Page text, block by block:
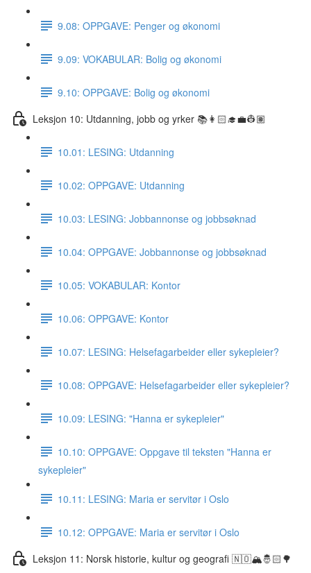
9.08: OPPGAVE: Penger og økonomi
9.09: VOKABULAR: Bolig og økonomi
9.10: OPPGAVE: Bolig og økonomi
Leksjon 10: Utdanning, jobb og yrker 📚👩🏻‍🎓💼👷🏽
10.01: LESING: Utdanning
10.02: OPPGAVE: Utdanning
10.03: LESING: Jobbannonse og jobbsøknad
10.04: OPPGAVE: Jobbannonse og jobbsøknad
10.05: VOKABULAR: Kontor
10.06: OPPGAVE: Kontor
10.07: LESING: Helsefagarbeider eller sykepleier?
10.08: OPPGAVE: Helsefagarbeider eller sykepleier?
10.09: LESING: "Hanna er sykepleier"
10.10: OPPGAVE: Oppgave til teksten "Hanna er
sykepleier"
10.11: LESING: Maria er servitør i Oslo
10.12: OPPGAVE: Maria er servitør i Oslo
Leksjon 11: Norsk historie, kultur og geografi 🇳🇴🏔🤴🏻🌳